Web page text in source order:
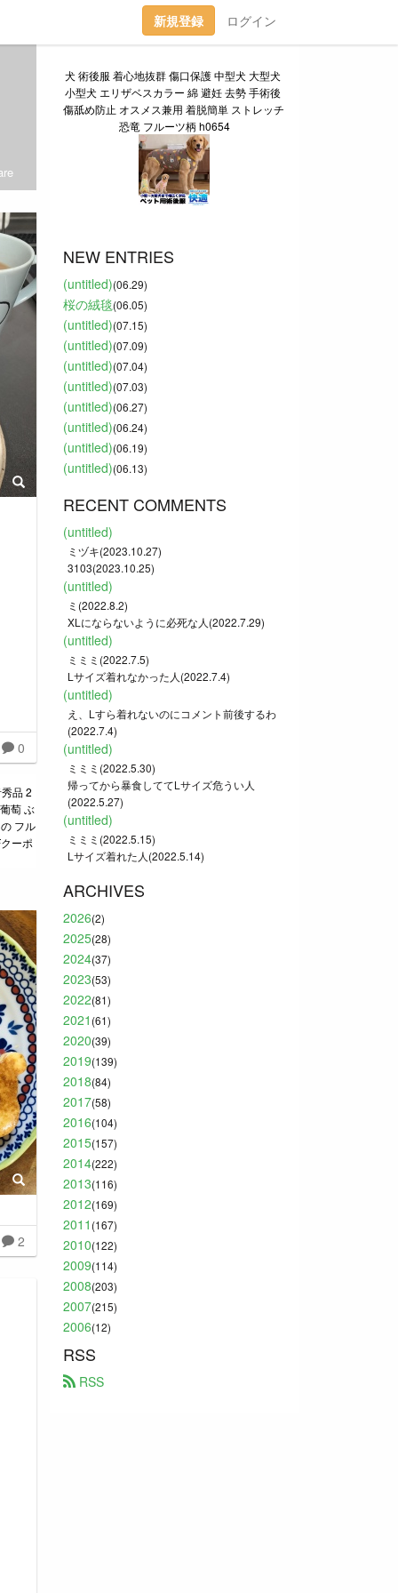
新規登録 ログイン
0
品 2
萄 ぶ
フル
ーポ
2
犬 術後服 着心地抜群 傷口保護 中型犬 大型犬
小型犬 エリザベスカラー 綿 避妊 去勢 手術後
傷舐め防止 オスメス兼用 着脱簡単 ストレッチ
恐竜 フルーツ柄 h0654
NEW ENTRIES
(untitled)(06.29)
桜の絨毯(06.05)
(untitled)(07.15)
(untitled)(07.09)
(untitled)(07.04)
(untitled)(07.03)
(untitled)(06.27)
(untitled)(06.24)
(untitled)(06.19)
(untitled)(06.13)
RECENT COMMENTS
(untitled)
ミヅキ(2023.10.27)
3103(2023.10.25)
(untitled)
ミ(2022.8.2)
XLにならないように必死な人(2022.7.29)
(untitled)
ミミミ(2022.7.5)
Lサイズ着れなかった人(2022.7.4)
(untitled)
え、Lすら着れないのにコメント前後するわ
(2022.7.4)
(untitled)
ミミミ(2022.5.30)
帰ってから暴食しててLサイズ危うい人
(2022.5.27)
(untitled)
ミミミ(2022.5.15)
Lサイズ着れた人(2022.5.14)
ARCHIVES
2026(2)
2025(28)
2024(37)
2023(53)
2022(81)
2021 (61)
2020(39)
2019(139)
2018(84)
2017(58)
2016(104)
2015(157)
2014(222)
2013(116)
2012(169)
2011 (167)
2010(122)
2009(114)
2008(203)
2007(215)
2006(12)
RSS
RSS